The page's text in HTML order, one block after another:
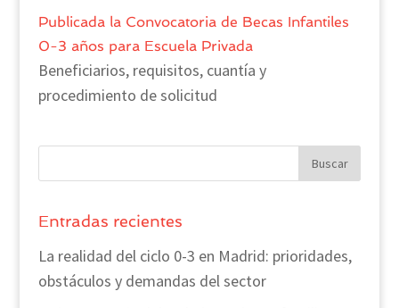
Publicada la Convocatoria de Becas Infantiles
0-3 años para Escuela Privada
Beneficiarios, requisitos, cuantía y
procedimiento de solicitud
Entradas recientes
La realidad del ciclo 0-3 en Madrid: prioridades,
obstáculos y demandas del sector